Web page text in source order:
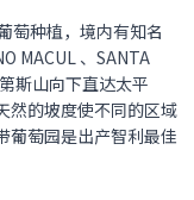
萄种植，境内有知名
MACUL 、SANTA
斯山向下直达太平
然的坡度使不同的区域
葡萄园是出产智利最佳